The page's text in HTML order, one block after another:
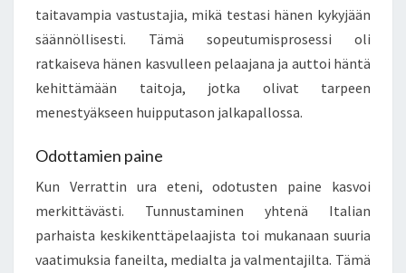
taitavampia vastustajia, mikä testasi hänen kykyjään
säännöllisesti. Tämä sopeutumisprosessi oli
ratkaiseva hänen kasvulleen pelaajana ja auttoi häntä
kehittämään taitoja, jotka olivat tarpeen
menestyäkseen huipputason jalkapallossa.
Odottamien paine
Kun Verrattin ura eteni, odotusten paine kasvoi
merkittävästi. Tunnustaminen yhtenä Italian
parhaista keskikenttäpelaajista toi mukanaan suuria
vaatimuksia faneilta, medialta ja valmentajilta. Tämä